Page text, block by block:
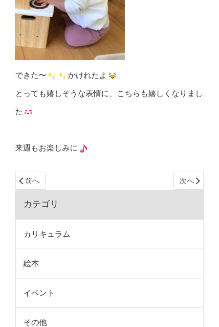
できた〜 かけれたよ
とっても嬉しそうな表情に、こちらも嬉しくなりまし
た
来週もお楽しみに
前へ 次へ
カテゴリ
カリキュラム
絵本
イベント
その他